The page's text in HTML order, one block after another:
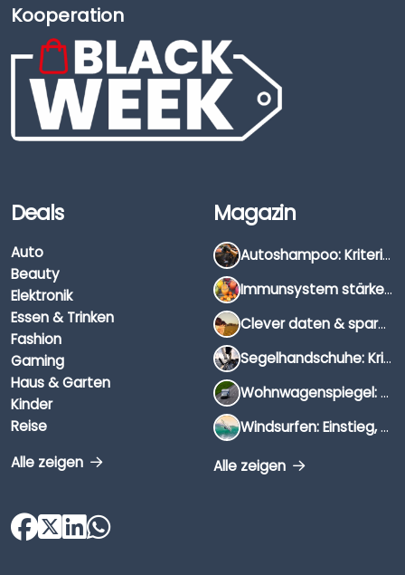
Kooperation
Deals
Auto
Beauty
Elektronik
Essen & Trinken
Fashion
Gaming
Haus & Garten
Kinder
Reise
Alle zeigen
Magazin
Autoshampoo: Kriterien, Unterschiede & Anwendung
Immunsystem stärken: Hausmittel, Vitamine & Wissenswertes
Clever daten & sparen: So findest du die besten Deals für Dates und Unternehmungen
Segelhandschuhe: Kriterien, Materialien & Tipps
Wohnwagenspiegel: Auswahl, Preise & Montage
Windsurfen: Einstieg, Ausrüstung & Tipps
Alle zeigen